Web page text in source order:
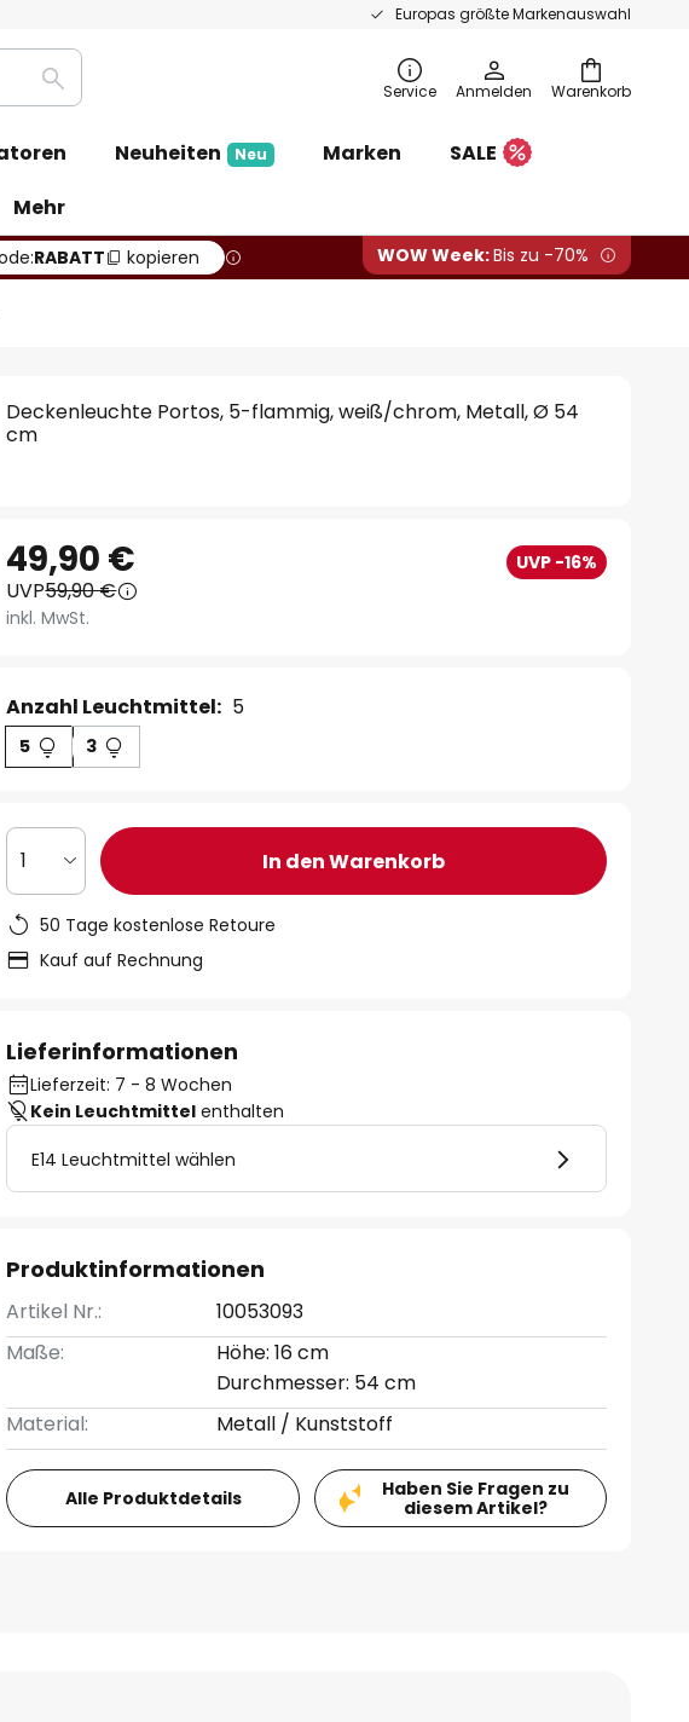
Europas größte Markenauswahl
Warenkorb
Suche Service Anmelden
Neuheiten Neu Marken
SALE
Mehr
RABATT kopieren WOW Week:Bis zu -70%
Deckenleuchte Portos, 5-flammig, weiß/chrom, Metall, Ø 54
cm
49,90 € UVP -16%
UVP59,90 €
inkl. MwSt.
Anzahl Leuchtmittel: 5
5 3
1 In den Warenkorb
50 Tage kostenlose Retoure
Kauf auf Rechnung
Lieferinformationen
Lieferzeit: 7 - 8 Wochen
Kein Leuchtmittel enthalten
E14 Leuchtmittel wählen
Produktinformationen
Artikel Nr.:
10053093
Maße:
Höhe: 16 cm
Durchmesser: 54 cm
Material:
Metall / Kunststoff
Alle Produktdetails
Haben Sie Fragen zu
diesem Artikel?